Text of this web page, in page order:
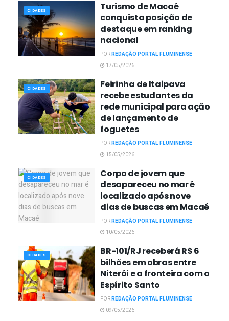
CIDADES
Turismo de Macaé
conquista posição de
destaque em ranking
nacional
PORREDAÇÃO PORTAL FLUMINENSE
17/05/2026
CIDADES
Feirinha de Itaipava
recebe estudantes da
rede municipal para ação
de lançamento de
foguetes
PORREDAÇÃO PORTAL FLUMINENSE
15/05/2026
CIDADES
Corpo de jovem que
desapareceu no mar é
localizado após nove
dias de buscas em Macaé
PORREDAÇÃO PORTAL FLUMINENSE
10/05/2026
CIDADES
BR-101/RJ receberá R$ 6
bilhões em obras entre
Niterói e a fronteira com o
Espírito Santo
PORREDAÇÃO PORTAL FLUMINENSE
09/05/2026